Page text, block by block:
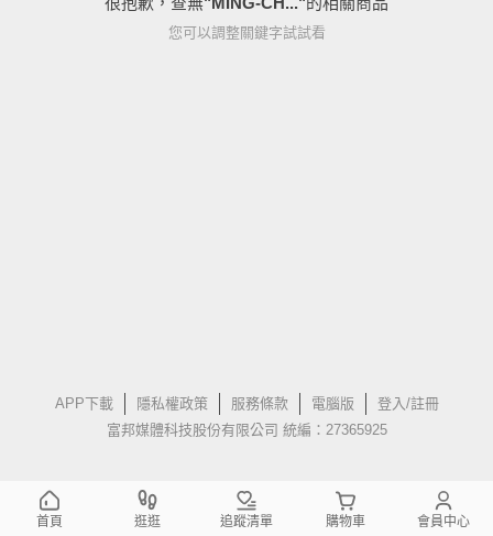
您可以調整關鍵字試試看
APP下載 隱私權政策 服務條款 電腦版
登入/註冊
富邦媒體科技股份有限公司 統編：27365925
首頁 逛逛 追蹤清單 購物車 會員中心